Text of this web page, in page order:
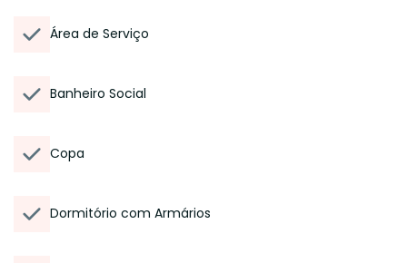
Área de Serviço
Banheiro Social
Copa
Dormitório com Armários